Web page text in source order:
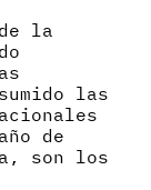
la
las
de
son los